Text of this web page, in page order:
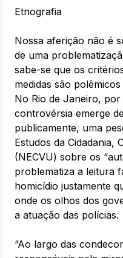
Etnografia
Nossa aferição não é
de uma
sabe-se que os
medidas são
No Rio de Janeiro,
controvérsia emerge
publicamente, uma
Estudos da Cidadania,
(NECVU) sobre os
problematiza a leitura
homicídio justamente
onde os olhos dos
a atuação das polícias.
“Ao largo das